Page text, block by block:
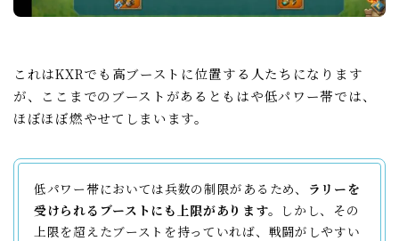
これはKXRでも高ブーストに位置する人たちになります
が、ここまでのブーストがあるともはや低パワー帯では、
ほぼほぼ燃やせてしまいます。
低パワー帯においては兵数の制限があるため、
ラリーを
受けられるブーストにも上限があります。 しかし、その
上限を超えたブーストを持っていれば、戦闘がしやすい